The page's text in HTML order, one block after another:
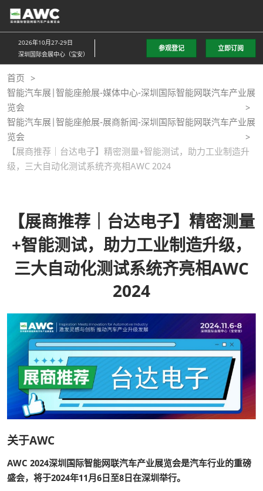
直
接
跳
至
内
容
2026年10月27-29日
深圳国际会展中心（宝安）
参观登记 立即订阅
首页
智能汽车展|智能座舱展-媒体中心-深圳国际智能网联汽车产业展
览会
智能汽车展|智能座舱展-展商新闻-深圳国际智能网联汽车产业展
览会
【展商推荐｜台达电子】精密测量+智能测试，助力工业制造升
级，三大自动化测试系统齐亮相AWC 2024
【展商推荐｜台达电子】精密测量
+智能测试，助力工业制造升级，
三大自动化测试系统齐亮相AWC
2024
关于AWC
AWC 2024深圳国际智能网联汽车产业展览会是汽车行业的重磅
盛会，将于2024年11月6日至8日在深圳举行。